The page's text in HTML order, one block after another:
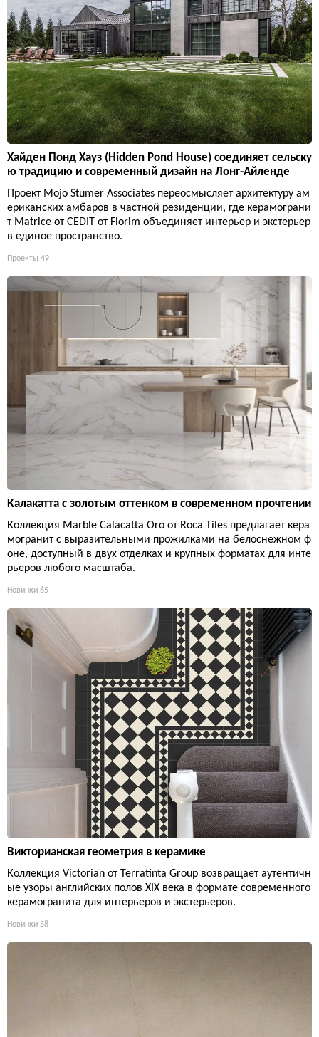
Хайден Понд Хауз (Hidden Pond House) соединяет сельску
ю традицию и современный дизайн на Лонг-Айленде
Проект Mojo Stumer Associates переосмысляет архитектуру ам
ериканских амбаров в частной резиденции, где керамограни
т Matrice от CEDIT от Florim объединяет интерьер и экстерьер
в единое пространство.
Проекты 49
Калакатта с золотым оттенком в современном прочтении
Коллекция Marble Calacatta Oro от Roca Tiles предлагает кера
могранит с выразительными прожилками на белоснежном ф
оне, доступный в двух отделках и крупных форматах для инте
рьеров любого масштаба.
Новинки 65
Викторианская геометрия в керамике
Коллекция Victorian от Terratinta Group возвращает аутентичн
ые узоры английских полов XIX века в формате современного
керамогранита для интерьеров и экстерьеров.
Новинки 58